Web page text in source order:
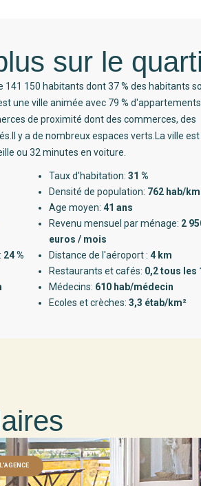
sur le
141 150 habitants dont 37 % des habitants
une ville animée avec 79 % d'appartements
de proximité dont des commerces, des
y a de nombreux espaces verts.La ville
ou 32 minutes en voiture.
Taux d'habitation:31 %
Densité de population: 762 hab/
Age moyen:41 ans
Revenu mensuel par ménage: 2
euros / mois
24 % Distance de l'aéroport :4 km
Restaurants et cafés: 0,2 tous les
Médecins: 610 hab/médecin
Ecoles et crèches:3,3 étab/km²